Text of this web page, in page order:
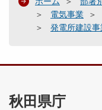
電気事業
発電所建設
秋田県庁